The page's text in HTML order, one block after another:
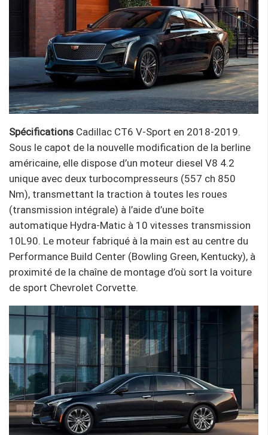
Spécifications Cadillac CT6 V-Sport en 2018-2019.
Sous le capot de la nouvelle modification de la berline
américaine, elle dispose d’un moteur diesel V8 4.2
unique avec deux turbocompresseurs (557 ch 850
Nm), transmettant la traction à toutes les roues
(transmission intégrale) à l’aide d’une boîte
automatique Hydra-Matic à 10 vitesses transmission
10L90. Le moteur fabriqué à la main est au centre du
Performance Build Center (Bowling Green, Kentucky), à
proximité de la chaîne de montage d’où sort la voiture
de sport Chevrolet Corvette.